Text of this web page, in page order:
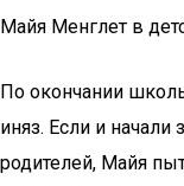
Майя Менглет в
По окончании
иняз. Если и
родителей, Майя